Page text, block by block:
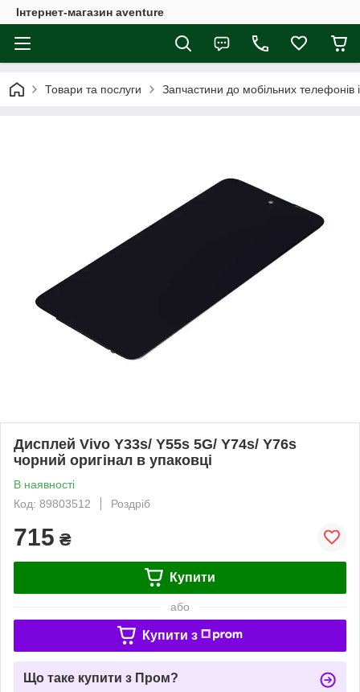
Інтернет-магазин aventure
Товари та послуги Запчастини до мобільних телефонів
Дисплей Vivo Y33s/ Y55s 5G/ Y74s/ Y76s
чорний оригінал в упаковці
В наявності
Код: 89803512
Роздріб
715 ₴
Купити
або
Купити з
Що таке купити з Пром?